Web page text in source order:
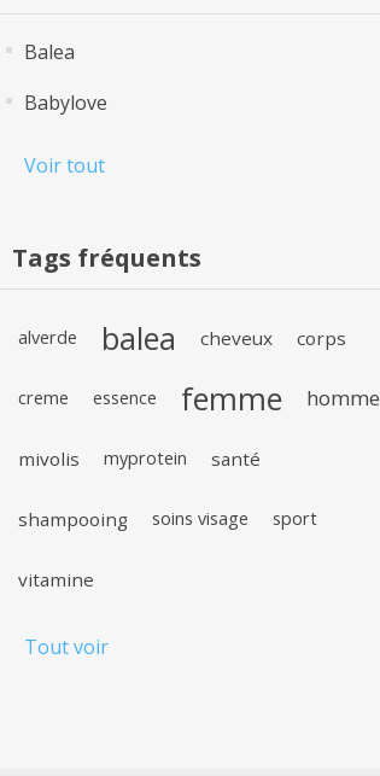
Balea
Babylove
Voir tout
Tags fréquents
alverde balea cheveux corps
creme essence femme homme
mivolis myprotein santé
shampooing soins visage sport
vitamine
Tout voir